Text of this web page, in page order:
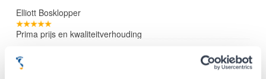
Elliott Bosklopper
Prima prijs en kwaliteitverhouding